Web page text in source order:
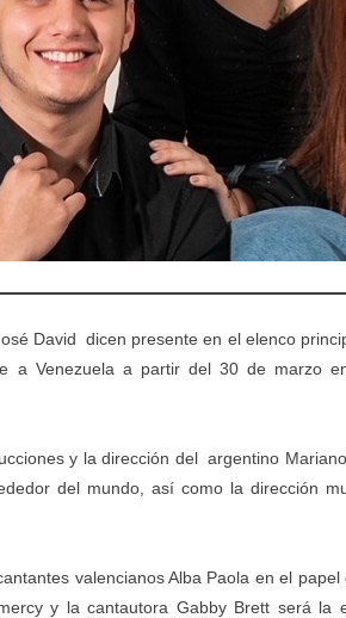
David dicen presente en el elenco
a Venezuela a partir del 30 de marzo
y la dirección del argentino
del mundo, así como la dirección
valencianos Alba Paola en el
y la cantautora Gabby Brett será la